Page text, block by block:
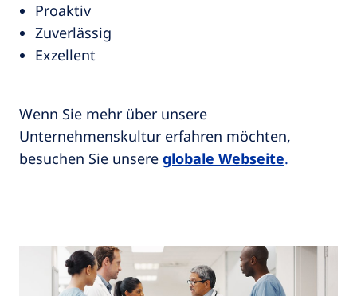
Proaktiv
Zuverlässig
Exzellent
Wenn Sie mehr über unsere
Unternehmenskultur erfahren möchten,
besuchen Sie unsere globale Webseite.